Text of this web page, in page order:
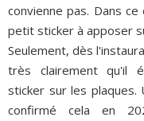
convienne pas. Dans
petit sticker à apposer
Seulement, dès
très clairement qu'il
sticker sur les plaques.
confirmé cela en